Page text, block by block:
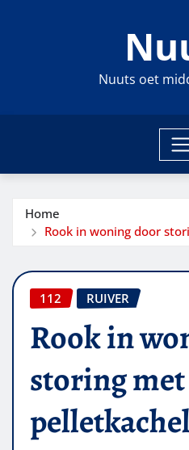
Nuuts oet
Home
Rook in woning door
112 RUIVER
Rook in
storing met
pelletkachel